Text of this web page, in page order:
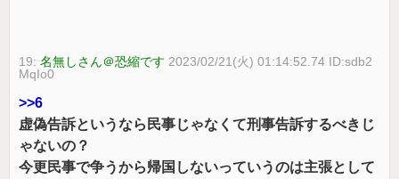
19:名無しさん＠恐縮です 2023/02/21(火) 01:14:52.74 ID:sdb2
MqIo0
>>6
虚偽告訴というなら民事じゃなくて刑事告訴するべきじ
ゃないの？
今更民事で争うから帰国しないっていうのは主張として